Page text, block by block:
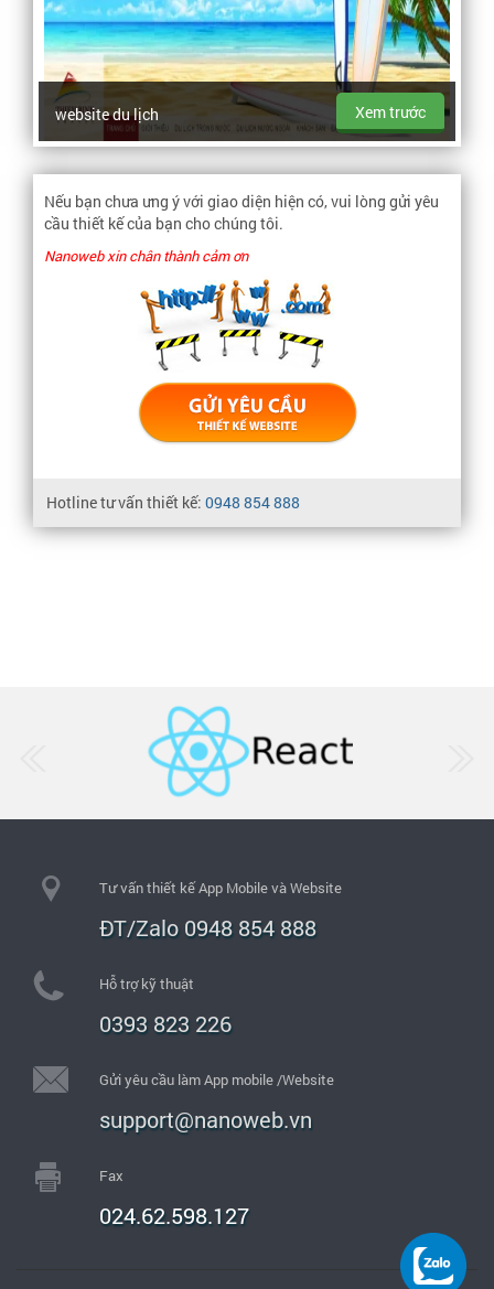
website du lịch Xem trước
Nếu bạn chưa ưng ý với giao diện hiện có, vui lòng gửi yêu
cầu thiết kế của bạn cho chúng tôi.
Nanoweb xin chân thành cảm ơn
Hotline tư vấn thiết kế: 0948 854 888
Tư vấn thiết kế App Mobile và Website
ĐT/Zalo 0948 854 888
Hỗ trợ kỹ thuật
0393 823 226
Gửi yêu cầu làm App mobile /Website
support@nanoweb.vn
Fax
024.62.598.127